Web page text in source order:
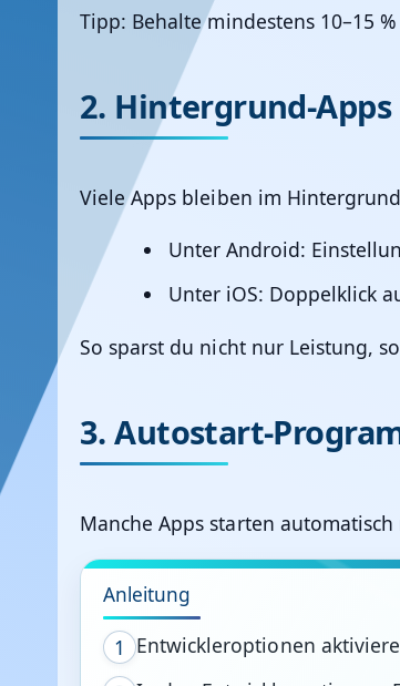
Tipp: Behalte mindestens 10–15
2. Hintergrund-Apps
Viele Apps bleiben im
Unter Android:
Unter iOS: Doppelklick
So sparst du nicht nur Leistung,
3. Autostart-
Manche Apps starten
Anleitung
1 Entwickleroptionen